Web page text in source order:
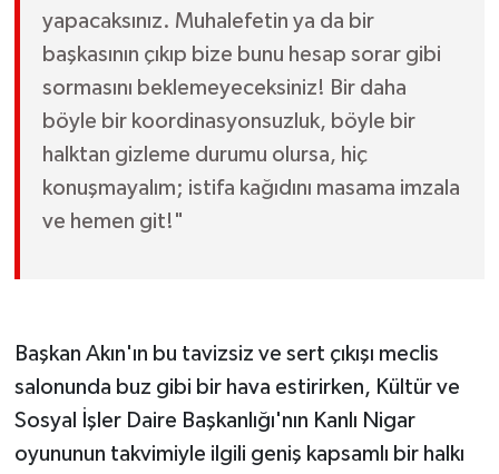
yapacaksınız. Muhalefetin ya da bir
başkasının çıkıp bize bunu hesap sorar gibi
sormasını beklemeyeceksiniz! Bir daha
böyle bir koordinasyonsuzluk, böyle bir
halktan gizleme durumu olursa, hiç
konuşmayalım; istifa kağıdını masama imzala
ve hemen git!"
Başkan Akın'ın bu tavizsiz ve sert çıkışı meclis
salonunda buz gibi bir hava estirirken, Kültür ve
Sosyal İşler Daire Başkanlığı'nın Kanlı Nigar
oyununun takvimiyle ilgili geniş kapsamlı bir halkı